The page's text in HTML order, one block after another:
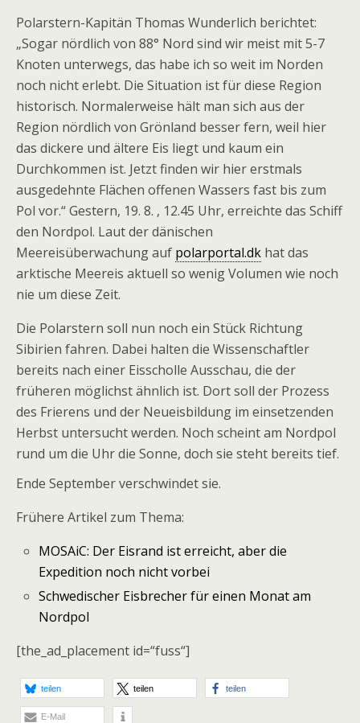
Polarstern-Kapitän Thomas Wunderlich berichtet:
„Sogar nördlich von 88° Nord sind wir meist mit 5-7
Knoten unterwegs, das habe ich so weit im Norden
noch nicht erlebt. Die Situation ist für diese Region
historisch. Normalerweise hält man sich aus der
Region nördlich von Grönland besser fern, weil hier
das dickere und ältere Eis liegt und kaum ein
Durchkommen ist. Jetzt finden wir hier erstmals
ausgedehnte Flächen offenen Wassers fast bis zum
Pol vor.“ Gestern, 19. 8. , 12.45 Uhr, erreichte das Schiff
den Nordpol. Laut der dänischen
Meereisüberwachung auf polarportal.dk hat das
arktische Meereis aktuell so wenig Volumen wie noch
nie um diese Zeit.
Die Polarstern soll nun noch ein Stück Richtung
Sibirien fahren. Dabei halten die Wissenschaftler
bereits nach einer Eisscholle Ausschau, die der
früheren möglichst ähnlich ist. Dort soll der Prozess
des Frierens und der Neueisbildung im einsetzenden
Herbst untersucht werden. Noch scheint am Nordpol
rund um die Uhr die Sonne, doch sie steht bereits tief.
Ende September verschwindet sie.
Frühere Artikel zum Thema:
MOSAiC: Der Eisrand ist erreicht, aber die
Expedition noch nicht vorbei
Schwedischer Eisbrecher für einen Monat am
Nordpol
[the_ad_placement id=“fuss“]
teilen teilen teilen
E-Mail